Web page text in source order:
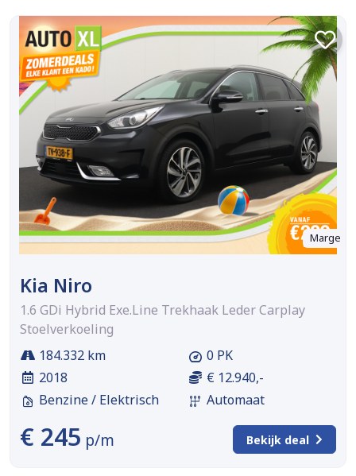
Marge
Kia Niro
1.6 GDi Hybrid Exe.Line Trekhaak Leder Carplay
Stoelverkoeling
184.332 km
2018
Benzine / Elektrisch
0 PK
€ 12.940,-
Automaat
€ 245 p/m Bekijk deal